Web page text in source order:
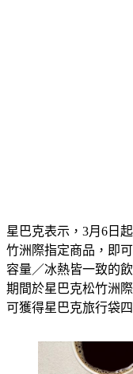
星巴克表示，3月6日
竹洲際指定商品，即
容量／冰熱皆一致的
期間於星巴克松竹洲
可獲得星巴克旅行袋